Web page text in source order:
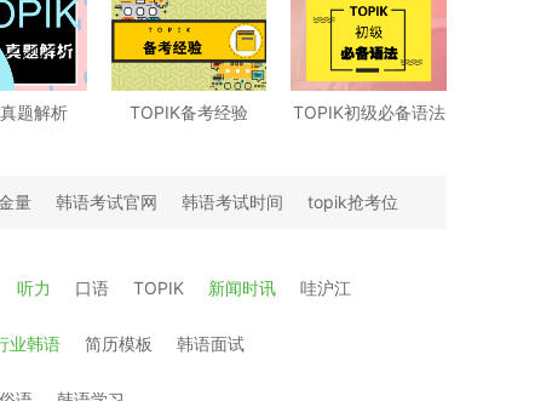
题解析 TOPIK备考经验 TOPIK初级必备语法
量 韩语考试官网 韩语考试时间
topik抢考位
听力 口语 TOPIK 新闻时讯 哇沪江
业韩语 简历模板 韩语面试